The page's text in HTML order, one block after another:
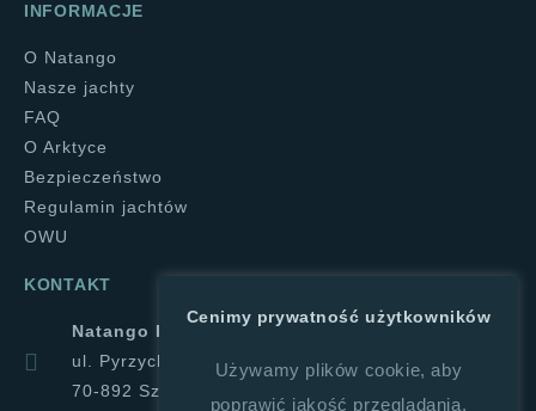
INFORMACJE
O Natango
Nasze jachty
FAQ
O Arktyce
Bezpieczeństwo
Regulamin jachtów
OWU
KONTAKT
Natango Halina Górajek
ul. Pyrzycka 1a
70-892 Szczecin
Cenimy prywatność użytkowników
Używamy plików cookie, aby
poprawić jakość przeglądania,